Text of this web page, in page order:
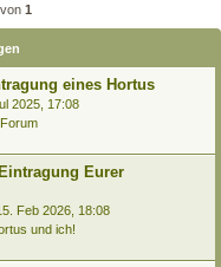
von 1
eines Hortus
2025, 17:08
Eurer
Feb 2026, 18:08
und ich!